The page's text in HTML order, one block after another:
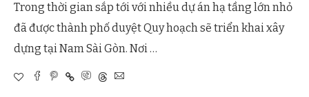
Trong thời gian sắp tới với nhiều dự án hạ tầng lớn nhỏ
đã được thành phố duyệt Quy hoạch sẽ triển khai xây
dựng tại Nam Sài Gòn. Nơi …